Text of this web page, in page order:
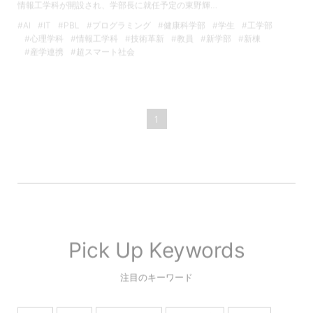
情報工学科が開設され、学部長に就任予定の東野輝…
#AI
#IT #PBL #プログラミング #健康科学部 #学生
#工学部
#心理学科
#情報工学科 #技術革新 #教員 #新学部
#新棟
#産学連携
#超スマート社会
1
Pick Up Keywords
注目のキーワード